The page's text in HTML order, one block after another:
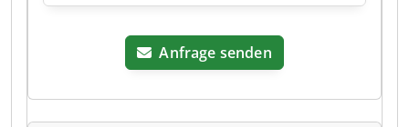
Anfrage senden